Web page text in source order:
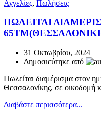
Αγγελίες, Πωλήσεις
ΠΩΛΕΙΤΑΙ
31 Οκτωβρίου, 2024
Δημοσιεύτηκε από
Πωλείται διαμέρισμα στον
Θεσσαλονίκης, σε οικοδομή
Διαβάστε περισσότερα...